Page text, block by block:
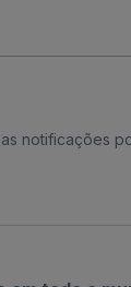
notificações